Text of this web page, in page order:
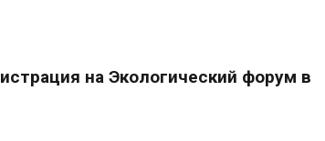
на Экологический форум в